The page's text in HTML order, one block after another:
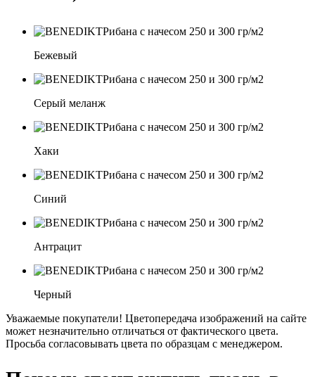
Бежевый
Серый меланж
Хаки
Синий
Антрацит
Черный
Уважаемые покупатели! Цветопередача изображений на сайте
может незначительно отличаться от фактического цвета.
Просьба согласовывать цвета по образцам с менеджером.